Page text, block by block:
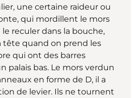
une certaine raideur ou
qui mordillent le mors
reculer dans la bouche,
tête quand on prend les
qui ont des barres
palais bas. Le mors verdun
en forme de D, il a
de levier. Ils ne tournent